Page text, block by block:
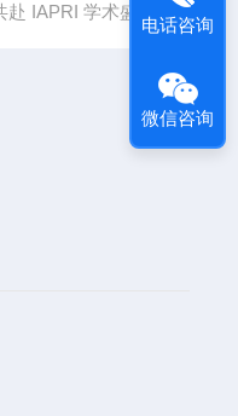
IAPRI 学术盛会
电话咨询
微信咨询